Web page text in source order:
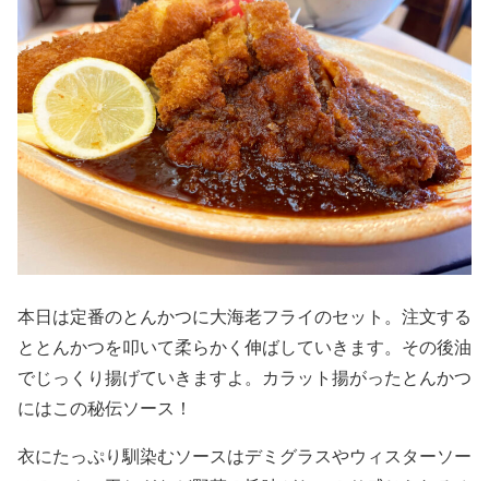
本日は定番のとんかつに大海老フライのセット。注文する
ととんかつを叩いて柔らかく伸ばしていきます。その後油
でじっくり揚げていきますよ。カラット揚がったとんかつ
にはこの秘伝ソース！
衣にたっぷり馴染むソースはデミグラスやウィスターソー